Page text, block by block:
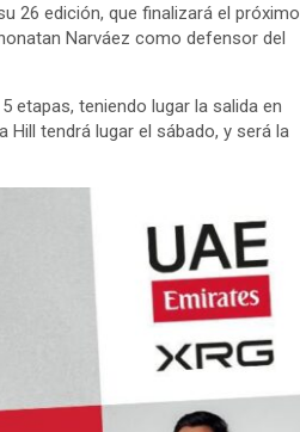
26 edición, que finalizará el próximo
Narváez como defensor del
etapas, teniendo lugar la salida en
Hill tendrá lugar el sábado, y será la